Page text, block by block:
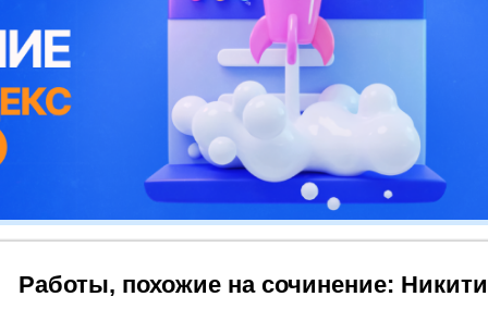
Работы, похожие на сочинение: